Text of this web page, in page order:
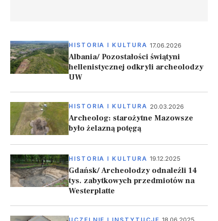
HISTORIA I KULTURA 17.06.2026
Albania/ Pozostałości świątyni
hellenistycznej odkryli archeolodzy
UW
HISTORIA I KULTURA 20.03.2026
Archeolog: starożytne Mazowsze
było żelazną potęgą
HISTORIA I KULTURA 19.12.2025
Gdańsk/ Archeolodzy odnaleźli 14
tys. zabytkowych przedmiotów na
Westerplatte